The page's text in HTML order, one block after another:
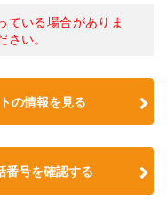
ている場合がありま
い。
の情報を見る
番号を確認する